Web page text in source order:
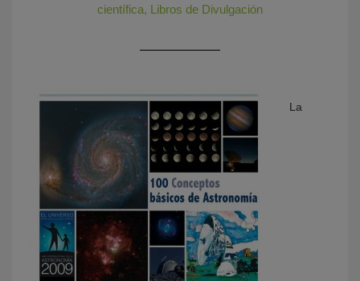
científica, Libros de Divulgación
La